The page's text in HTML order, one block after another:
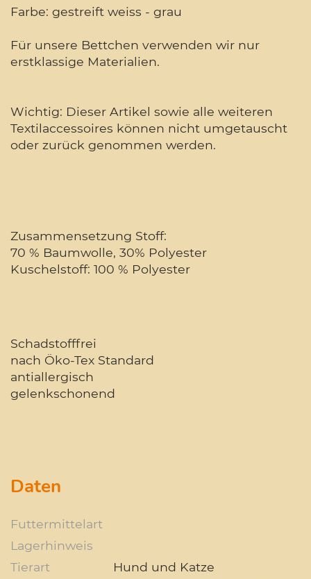
Farbe: gestreift weiss - grau
Für unsere Bettchen verwenden wir nur
erstklassige Materialien.
Wichtig: Dieser Artikel sowie alle weiteren
Textilaccessoires können nicht umgetauscht
oder zurück genommen werden.
Zusammensetzung Stoff:
70 % Baumwolle, 30% Polyester
Kuschelstoff: 100 % Polyester
Schadstofffrei
nach Öko-Tex Standard
antiallergisch
gelenkschonend
Daten
Futtermittelart
Lagerhinweis
Tierart
Hund und Katze